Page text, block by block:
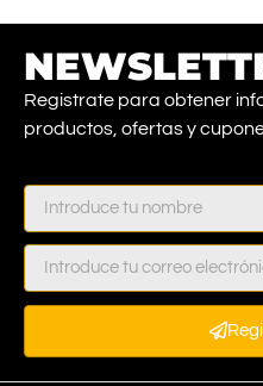
Registrate para obtener
productos, ofertas y